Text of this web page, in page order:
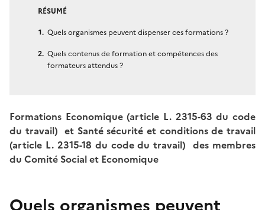
RÉSUMÉ
Quels organismes peuvent dispenser ces formations ?
Quels contenus de formation et compétences des
formateurs attendus ?
Formations Economique (article L. 2315-63 du code
du travail) et Santé sécurité et conditions de travail
(article L. 2315-18 du code du travail) des membres
du Comité Social et Economique